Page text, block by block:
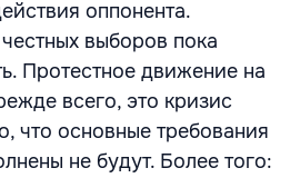
оппонента.
выборов пока
Протестное движение на
всего, это кризис
что основные требования
не будут. Более того: